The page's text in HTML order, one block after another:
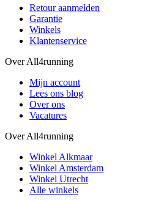
Retour aanmelden
Garantie
Winkels
Klantenservice
Over All4running
Mijn account
Lees ons blog
Over ons
Vacatures
Over All4running
Winkel Alkmaar
Winkel Amsterdam
Winkel Utrecht
Alle winkels